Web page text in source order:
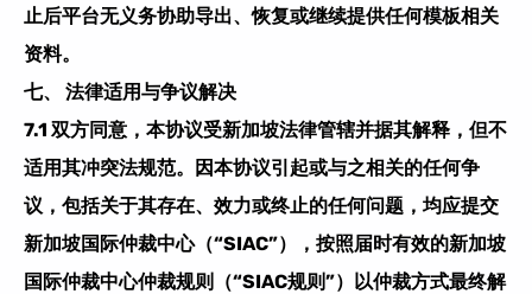
止后平台无义务协助导出、恢复或继续提供任何模板相关
资料。
七、 法律适用与争议解决
7.1 双方同意，本协议受新加坡法律管辖并据其解释，但不
适用其冲突法规范。因本协议引起或与之相关的任何争
议，包括关于其存在、效力或终止的任何问题，均应提交
新加坡国际仲裁中心（“SIAC”），按照届时有效的新加坡
国际仲裁中心仲裁规则（“SIAC规则”）以仲裁方式最终解